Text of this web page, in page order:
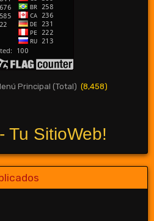
Principal (Total) (8,458)
Tu SitioWeb!